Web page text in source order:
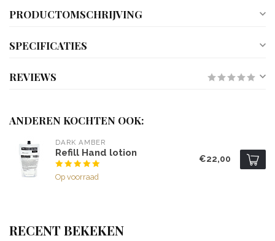
PRODUCTOMSCHRIJVING
SPECIFICATIES
REVIEWS
ANDEREN KOCHTEN OOK:
DARK AMBER
Refill Hand lotion
Op voorraad
€22,00
RECENT BEKEKEN